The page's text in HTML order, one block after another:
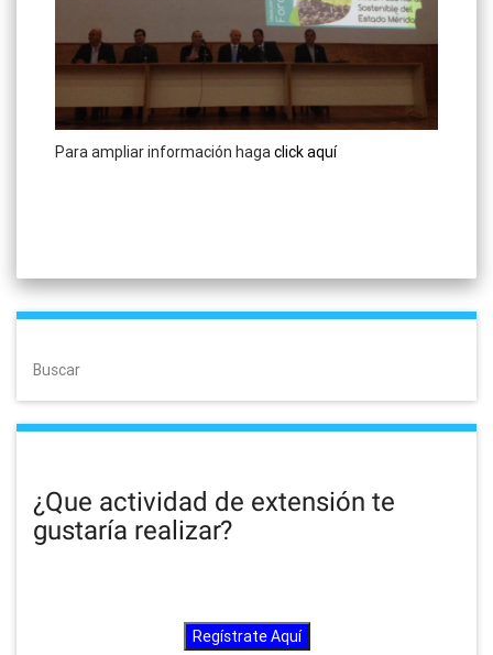
Para ampliar información haga click aquí
Buscar
¿Que actividad de extensión te
gustaría realizar?
Regístrate Aquí